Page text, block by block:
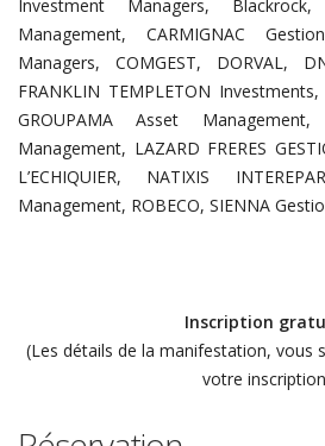
Investment Managers,
Management, CARMIGNAC
Managers, COMGEST, DORVAL,
FRANKLIN TEMPLETON
GROUPAMA Asset
Management, LAZARD FRERES
L’ECHIQUIER, NATIXIS
Management, ROBECO, SIENNA
Inscription
(Les détails de la manifestation, vous
votre